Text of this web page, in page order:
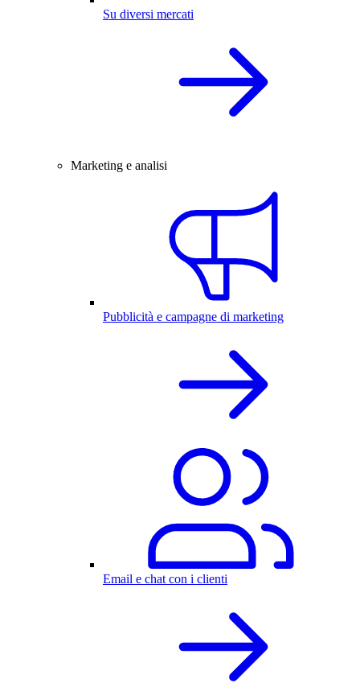
Su diversi mercati
Marketing e analisi
Pubblicità e campagne di marketing
Email e chat con i clienti